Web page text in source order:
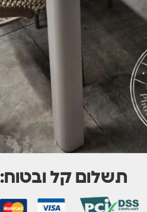
תשלום קל ובטוח: